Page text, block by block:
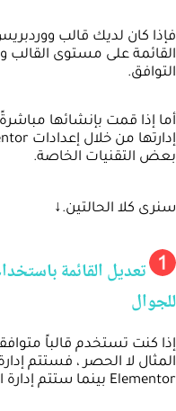
فإذا كان لديك قالب
القائمة على مستوى القالب
التوافق.
بعض التقنيات الخاصة.
سنرى كلا الحالتين.↓
تعديل القائمة
للجوال
المثال لا الحصر ، فستتم
Elementor بينما ستتم إدارة القائمة والتذييل بواسطة القالب.